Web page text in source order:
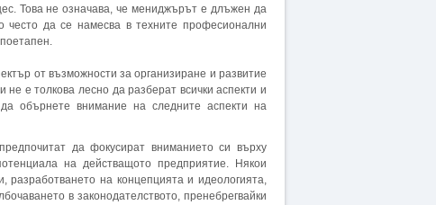
Това не означава, че мениджърът е длъжен да
да се намесва в техните професионални
от възможности за организиране и развитие
е толкова лесно да разберат всички аспекти и
обърнете внимание на следните аспекти на
да фокусират вниманието си върху
на действащото предприятие. Някои
на концепцията и идеологията,
в законодателството, пренебрегвайки